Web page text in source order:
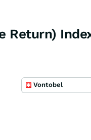
Return)
Vontobel